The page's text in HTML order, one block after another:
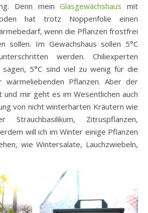
Denn meinGlasgewächshaus mit
hat trotz Noppenfolie einen
wenn die Pflanzen frostfrei
sollen. Im Gewächshaus sollen 5°C
werden. Chiliexperten
5°C sind viel zu wenig für die
wärmeliebenden Pflanzen. Aber der
mir geht es im Wesentlichen auch
von nicht winterharten Kräutern wie
Strauchbasilikum, Zitruspflanzen,
will ich im Winter einige Pflanzen
wie Wintersalate, Lauchzwiebeln,